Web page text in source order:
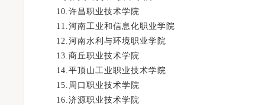
10.许昌职业技术学院
11.河南工业和信息化职业学院
12.河南水利与环境职业学院
13.商丘职业技术学院
14.平顶山工业职业技术学院
15.周口职业技术学院
16.济源职业技术学院